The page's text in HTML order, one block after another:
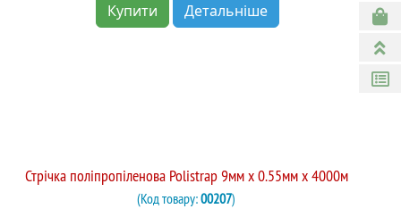
Купити Детальніше
Стрічка поліпропіленова Polistrap 9мм х 0.55мм х 4000м
(Код товару:00207)